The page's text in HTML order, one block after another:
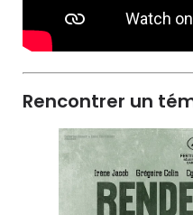
Rencontrer un